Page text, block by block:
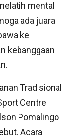
mental
ada juara
ke
kebanggaan
Tradisional
Centre
Pomalingo
Acara